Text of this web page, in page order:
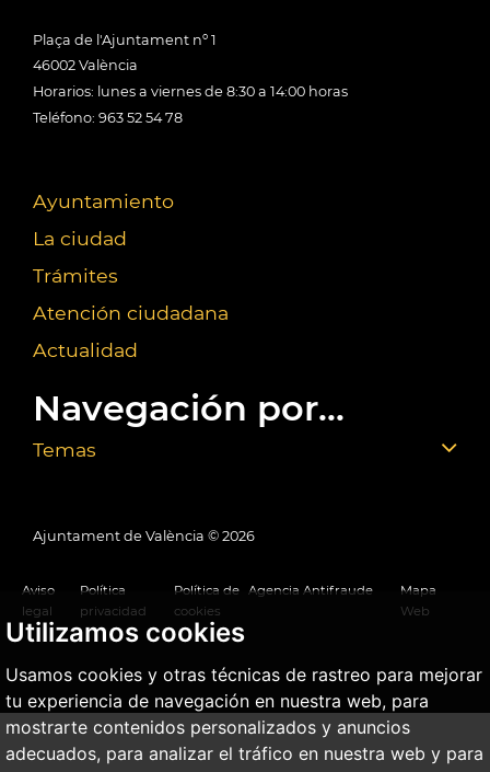
Utilizamos cookies
Usamos cookies y otras técnicas de rastreo para mejorar
tu experiencia de navegación en nuestra web, para
mostrarte contenidos personalizados y anuncios
adecuados, para analizar el tráfico en nuestra web y para
Plaça de l'Ajuntament nº 1
46002 València
Horarios: lunes a viernes de 8:30 a 14:00 horas
Teléfono: 963 52 54 78
Ayuntamiento
La ciudad
Trámites
Atención ciudadana
Actualidad
Navegación por...
Temas
Ajuntament de València © 2026
Aviso
legal
Política
privacidad
Política de
cookies
Agencia Antifraude
Mapa
Web